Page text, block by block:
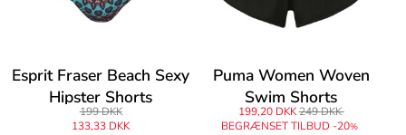
Esprit Fraser Beach Sexy
Hipster Shorts
199 DKK
133,33 DKK
Puma Women Woven
Swim Shorts
199,20 DKK249 DKK
BEGRÆNSET TILBUD -20%